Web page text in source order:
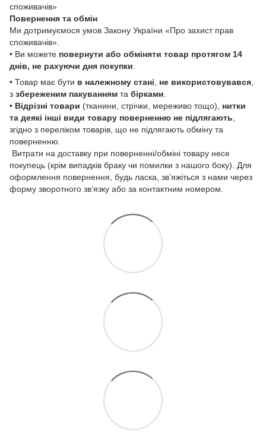
споживачів»
Повернення та обмін
Ми дотримуємося умов Закону України «Про захист прав
споживачів».
• Ви можете повернути або обміняти товар протягом 14
днів, не рахуючи дня покупки
• Товар має бути в належному стані не використовувався
з збереженим пакуванням та бірками
• Відрізні товари (тканини, стрічки, мереживо тощо), нитки
та деякі інші види товару поверненню не підлягають
згідно з переліком товарів, що не підлягають обміну та
поверненню.
Витрати на доставку при поверненні/обміні товару несе
покупець (крім випадків браку чи помилки з нашого боку). Для
оформлення повернення, будь ласка, зв’яжіться з нами через
форму зворотного зв’язку або за контактним номером.